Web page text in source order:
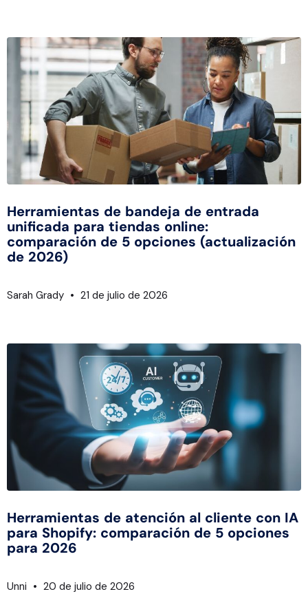
Herramientas de bandeja de entrada
unificada para tiendas online:
comparación de 5 opciones (actualización
de 2026)
Sarah Grady 21 de julio de 2026
Herramientas de atención al cliente con IA
para Shopify: comparación de 5 opciones
para 2026
Unni 20 de julio de 2026